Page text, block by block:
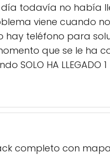
todavía no había
viene cuando
hay teléfono para
que se le ha
HA LLEGADO 1
completo con